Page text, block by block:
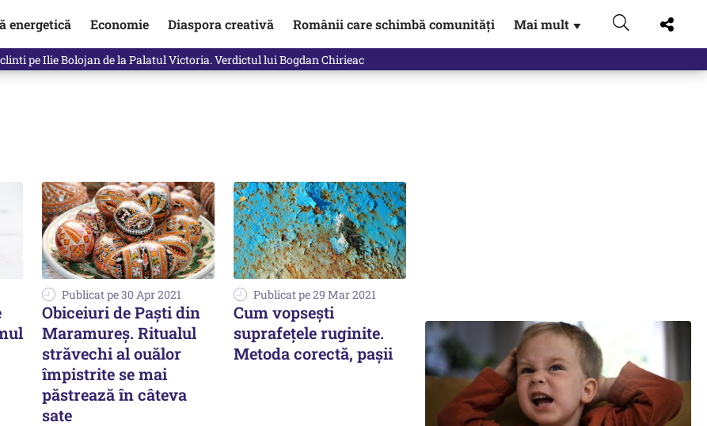
energetică Economie Diaspora creativă Românii care schimbă comunități Mai mult ▼
pe Ilie Bolojan de la Palatul Victoria. Verdictul lui Bogdan Chirieac
Publicat pe 30 Apr 2021
Obiceiuri de Paști din
Maramureș. Ritualul
străvechi al ouălor
împistrite se mai
păstrează în câteva
sate
Publicat pe 29 Mar 2021
Cum vopsești
suprafețele ruginite.
Metoda corectă, pașii